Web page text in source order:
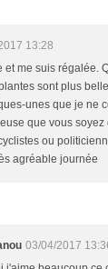
13:28
et me suis régalée.
sont plus
unes que je ne
que vous
ou
agréable journée
03/04/2017